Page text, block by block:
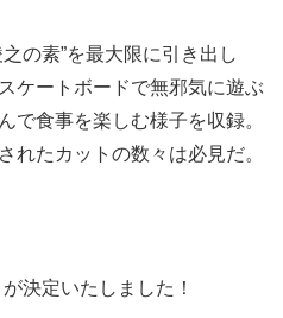
の素”を最大限に引き出し
ケートボードで無邪気に遊ぶ
で食事を楽しむ様子を収録。
れたカットの数々は必見だ。
決定いたしました！